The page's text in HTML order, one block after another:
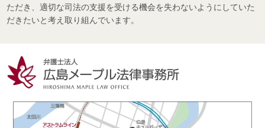
ただき、適切な司法の支援を受ける機会を失わないようにしていた
だきたいと考え取り組んでいます。